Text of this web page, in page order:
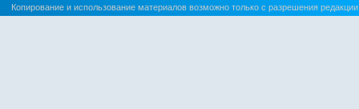
Копирование и использование материалов возможно только с разрешения